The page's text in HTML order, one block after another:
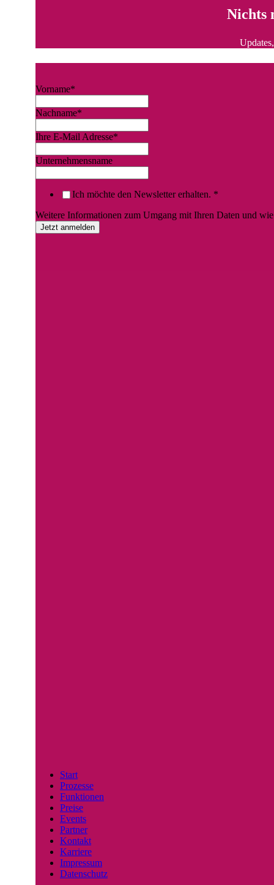
Nichts
Vorname*
Nachname*
Ihre E-Mail Adresse*
Unternehmensname
Ich möchte den Newsletter erhalten. *
Weitere Informationen zum Umgang mit Ihren Daten und
Start
Prozesse
Funktionen
Preise
Events
Partner
Kontakt
Karriere
Impressum
Datenschutz